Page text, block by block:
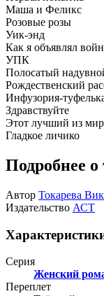
Маша и Феликс
Розовые розы
Уик-энд
Как я объявлял
УПК
Полосатый
Рождественский
Инфузория-
Здравствуйте
Этот лучший из
Гладкое личико
Подробнее о
Автор Токарева
Издательство АСТ
Серия
Женский
Переплет